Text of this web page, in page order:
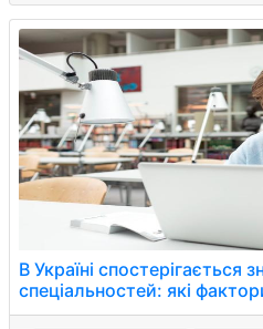
В Україні спостерігається
спеціальностей: які